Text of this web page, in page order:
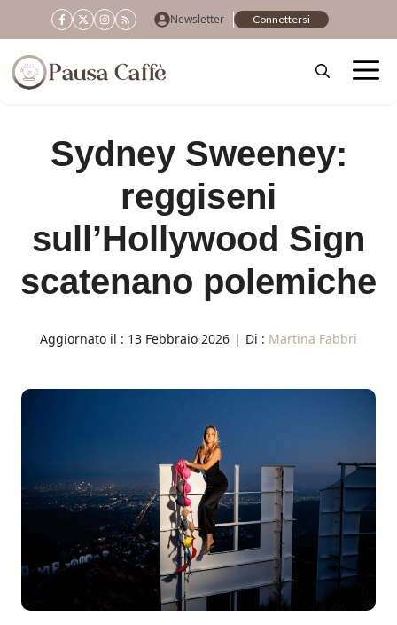
al
contenuto
Newsletter Connettersi
Sydney Sweeney:
reggiseni
sull’Hollywood Sign
scatenano polemiche
Aggiornato il : 13 Febbraio 2026 | Di : Martina Fabbri